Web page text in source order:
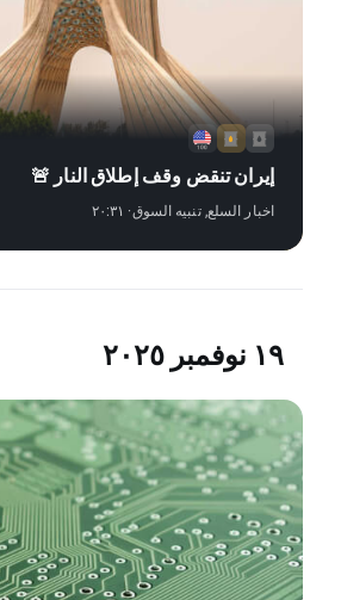
إيران تنقض وقف إطلاق النار 🚨
اخبار السلع,تنبيه السوق· ٢٠:٣١
١٩ نوفمبر ٢٠٢٥